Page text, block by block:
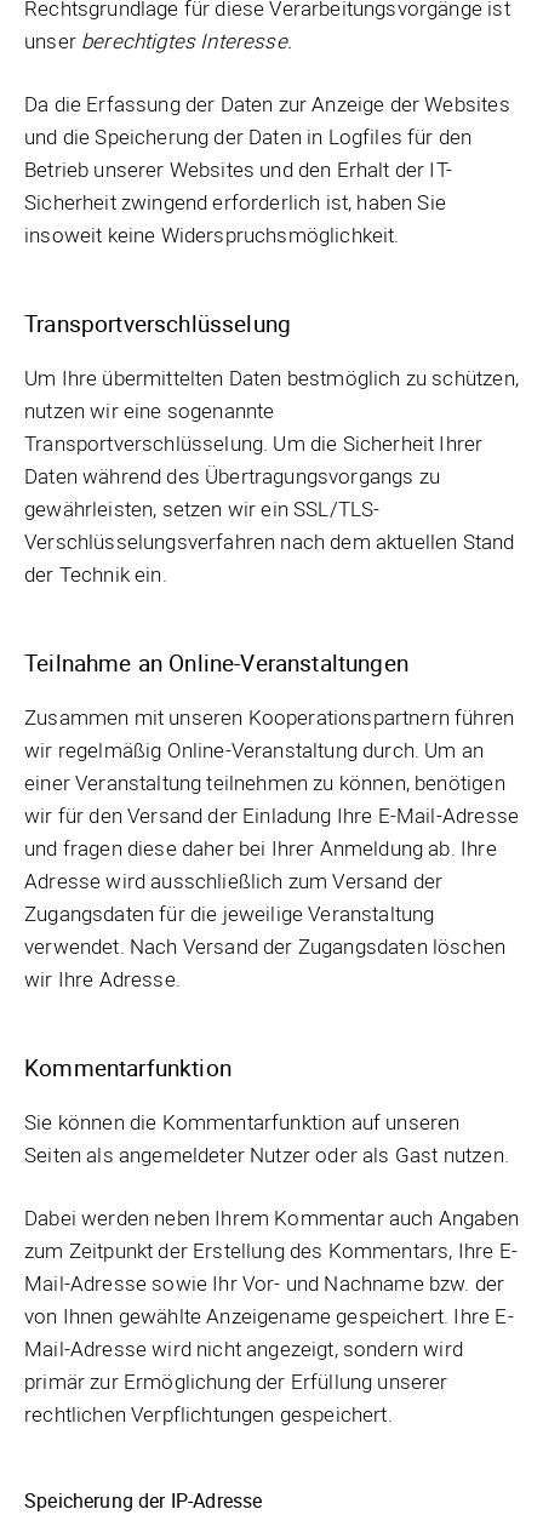
Rechtsgrundlage für diese Verarbeitungsvorgänge ist
unser berechtigtes Interesse.
Da die Erfassung der Daten zur Anzeige der Websites
und die Speicherung der Daten in Logfiles für den
Betrieb unserer Websites und den Erhalt der IT-
Sicherheit zwingend erforderlich ist, haben Sie
insoweit keine Widerspruchsmöglichkeit.
Transportverschlüsselung
Um Ihre übermittelten Daten bestmöglich zu schützen,
nutzen wir eine sogenannte
Transportverschlüsselung. Um die Sicherheit Ihrer
Daten während des Übertragungsvorgangs zu
gewährleisten, setzen wir ein SSL/TLS-
Verschlüsselungsverfahren nach dem aktuellen Stand
der Technik ein.
Teilnahme an Online-Veranstaltungen
Zusammen mit unseren Kooperationspartnern führen
wir regelmäßig Online-Veranstaltung durch. Um an
einer Veranstaltung teilnehmen zu können, benötigen
wir für den Versand der Einladung Ihre E-Mail-Adresse
und fragen diese daher bei Ihrer Anmeldung ab. Ihre
Adresse wird ausschließlich zum Versand der
Zugangsdaten für die jeweilige Veranstaltung
verwendet. Nach Versand der Zugangsdaten löschen
wir Ihre Adresse.
Kommentarfunktion
Sie können die Kommentarfunktion auf unseren
Seiten als angemeldeter Nutzer oder als Gast nutzen.
Dabei werden neben Ihrem Kommentar auch Angaben
zum Zeitpunkt der Erstellung des Kommentars, Ihre E-
Mail-Adresse sowie Ihr Vor- und Nachname bzw. der
von Ihnen gewählte Anzeigename gespeichert. Ihre E-
Mail-Adresse wird nicht angezeigt, sondern wird
primär zur Ermöglichung der Erfüllung unserer
rechtlichen Verpflichtungen gespeichert.
Speicherung der IP-Adresse